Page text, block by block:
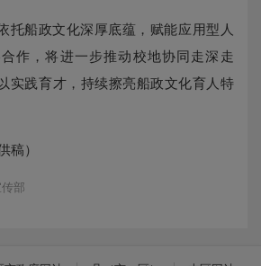
托船政文化深厚底蕴，赋能应用型人
作，将进一步推动校地协同走深走
实践育才，持续擦亮船政文化育人特
稿）
部